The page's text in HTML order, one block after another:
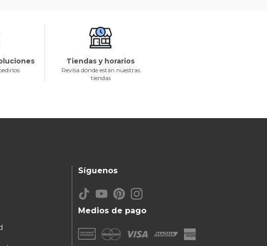
Tiendas y horarios
Revisa dónde están nuestras
tiendas
Medios de pago
Síguenos